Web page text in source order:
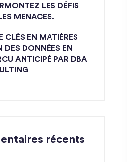
LES DÉFIS
MENACES.
CLÉS EN MATIÈRES
DES DONNÉES EN
ANTICIPÉ PAR DBA
récents